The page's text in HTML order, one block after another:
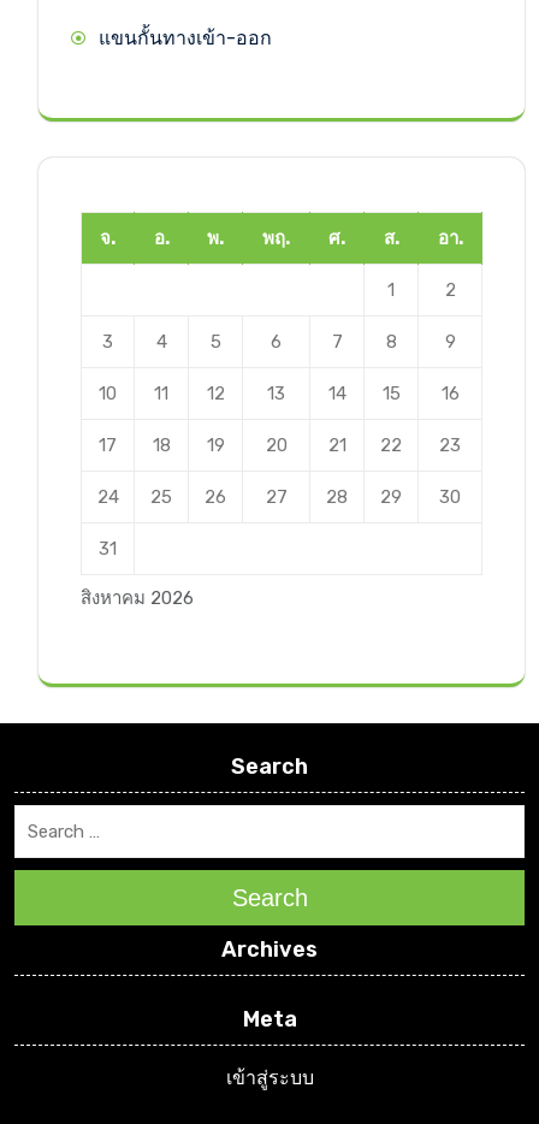
แขนกั้นทางเข้า-ออก
สิงหาคม 2026
จ. อ. พ. พฤ. ศ. ส. อา.
1 2
3 4 5 6 7 8 9
10 11 12 13 14 15 16
17 18 19 20 21 22 23
24 25 26 27 28 29 30
31
Search
Search
Archives
Meta
เข้าสู่ระบบ